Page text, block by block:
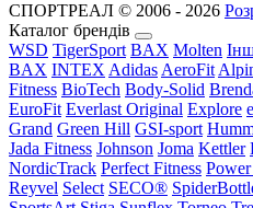
СПОРТРЕАЛ © 2006 - 2026
Каталог брендів
WSD TigerSport BAX Molten
BAX INTEX Adidas AeroFit
Fitness BioTech Body-Solid
EuroFit Everlast Original Explore
Grand Green Hill GSI-sport
Jada Fitness Johnson Joma Kettler
NordicTrack Perfect Fitness
Reyvel Select SECO®